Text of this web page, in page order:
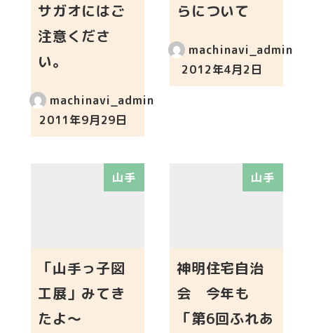
サガオにはご
注意くださ
い。
machinavi_admin
投稿日
2011年9月29日
らについて
machinavi_admin
投稿日
2012年4月2日
山手
「山手っ子図
工展」みてき
たよ～
山手
神明住宅自治
会 今年も
「第6回ふれあ